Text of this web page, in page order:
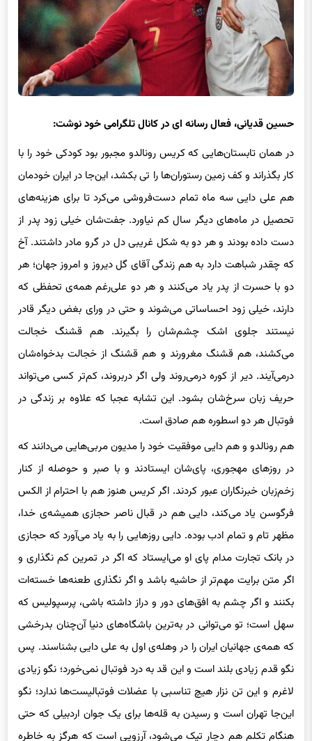
حسین قدیانی، فعال رسانه ای در کانال تلگرامی خود نوشت:
در همان تابستان‌هایی که کریس رونالدو مجبور بود کودکی خود را با
کار بگذراند و کف زمین رستوران‌ها را تی بکشد، این‌جا در ایران خودمان
هم علی دایی سه ماه تمام دست‌فروشی می‌کرد تا برای هزینه‌های
تحصیل در ماه‌های دیگر سال کم نیاورد. جفت‌شان خیلی زود پدر از
دست داده بودند و هر دو به شکل غریبی دل در گرو مادر داشتند. آخ
که چقدر شباهت دارد به هم زندگی آقای گل دیروز و امروز جهان‌؛ هر
دو با حسرت از پدر یاد می‌کنند و هر دو علی‌رغم همه‌ی تحفظی که
دارند، خیلی زود احساساتی می‌شوند و حتی در ورای بغض دیگر قادر
نیستند جلوی اشک چشم‌شان را بگیرند. هم قشنگ خجالت
می‌کشند، هم قشنگ مغرورند و هم قشنگ از خجالت بدخواه‌شان
درمی‌آیند. دیر از کوره درمی‌روند ولی اگر دربروند، کم‌تر کسی می‌تواند
حریف زبان سرخ‌شان بشود. این تشابه عجبا که علاوه بر زندگی در
فوتبال هر دو اسطوره هم صادق است.
هم رونالدو و هم دایی موفقیت خود را مدیون مربی‌هایی می‌دانند که
در روزهای مهجوری، پای‌شان ایستادند و با صبر و حوصله از کنار
زخم‌زبان خبرنگاران عبور کردند. اگر کریس هنوز هم با احترام از الکس
فرگوسن یاد می‌کند، دایی هم در قبال ناصر حجازی همیشه‌ی خدا،
مظهر تام و تمام ادب بوده. دایی روزهایی را به یاد می‌آورد که حجازی
در بانک تجارت مدام پای او می‌ایستاد که اگر در تمرین کم نگذاری و
اگر متن برایت مهم‌تر از حاشیه باشد و اگر نگذاری طعنه‌ها خسته‌ات
بکنند و اگر چشم به افق‌های دور و دراز داشته باشی، پرسپولیس که
سهل است؛ تو می‌توانی در به‌ترین باشگاه‌های دنیا آن‌چنان بدرخشی
که همه‌ی جهانیان ایران را در وهله‌ی اول به علی دایی بشناسند. پس
نگو قدم زیادی بلند است و این قد به درد فوتبال نمی‌خورد؛ نگو زیادی
لاغرم و این تن نزار هیچ تناسبی با عضلات فوتبالیست‌ها ندارد؛ نگو
این‌جا تهران است و رسیدن به قله‌ها برای یک جوان اردبیلی که حتی
هنگام تکلم هم دچار تیک می‌شود، آرزویی است که هرگز به خاطره